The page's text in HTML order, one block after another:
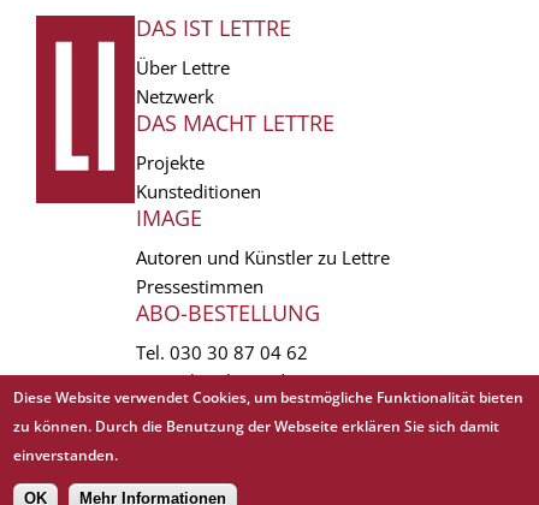
FUSSZEILE
DAS IST LETTRE
Über Lettre
Netzwerk
DAS MACHT LETTRE
Projekte
Kunsteditionen
IMAGE
Autoren und Künstler zu Lettre
Pressestimmen
ABO-BESTELLUNG
Tel. 030 30 87 04 62
vertrieb(at)lettre.de
Copyright © 1988 - 2026 Lettre International. All rights reserved.
EXTRA
Diese Website verwendet Cookies, um bestmögliche Funktionalität bieten
zu können. Durch die Benutzung der Webseite erklären Sie sich damit
einverstanden.
OK Mehr Informationen